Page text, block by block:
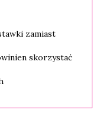
zamiast
skorzystać